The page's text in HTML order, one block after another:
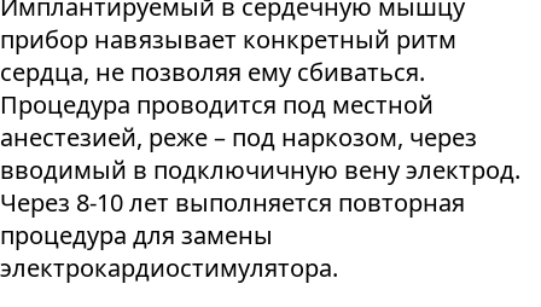
Имплантируемый в сердечную мышцу
прибор навязывает конкретный ритм
сердца, не позволяя ему сбиваться.
Процедура проводится под местной
анестезией, реже – под наркозом, через
вводимый в подключичную вену электрод.
Через 8-10 лет выполняется повторная
процедура для замены
электрокардиостимулятора.